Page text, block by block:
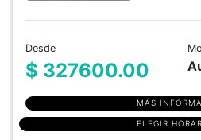
Desde
$ 327600.00
MÁS
ELEGIR